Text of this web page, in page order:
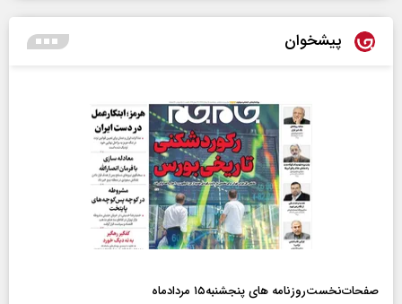
پیشخوان
صفحات‌نخست‌روزنامه ها‌ی پنجشنبه‌۱۵ مردادماه